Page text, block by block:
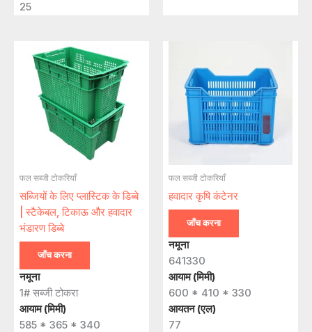
25
फल सब्जी टोकरियाँ
सब्जियों के लिए प्लास्टिक के डिब्बे
| स्टैकेबल, टिकाऊ और हवादार
भंडारण डिब्बे
जाँच करना
नमूना
1# सब्जी टोकरा
आयाम (मिमी)
585 * 365 * 340
फल सब्जी टोकरियाँ
हवादार कृषि कंटेनर
जाँच करना
नमूना
641330
आयाम (मिमी)
600 * 410 * 330
आयतन (एल)
77